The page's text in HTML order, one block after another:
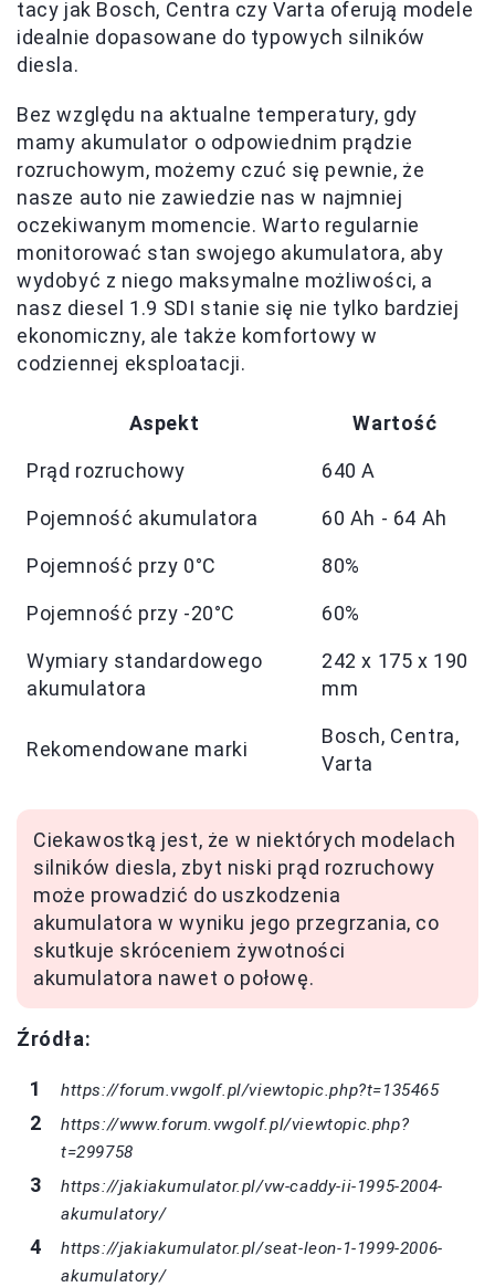
tacy jak Bosch, Centra czy Varta oferują modele
idealnie dopasowane do typowych silników
diesla.
Bez względu na aktualne temperatury, gdy
mamy akumulator o odpowiednim prądzie
rozruchowym, możemy czuć się pewnie, że
nasze auto nie zawiedzie nas w najmniej
oczekiwanym momencie. Warto regularnie
monitorować stan swojego akumulatora, aby
wydobyć z niego maksymalne możliwości, a
nasz diesel 1.9 SDI stanie się nie tylko bardziej
ekonomiczny, ale także komfortowy w
codziennej eksploatacji.
Aspekt Wartość
Prąd rozruchowy 640 A
Pojemność akumulatora 60 Ah - 64 Ah
Pojemność przy 0°C 80%
Pojemność przy -20°C 60%
Wymiary standardowego
akumulatora
242 x 175 x 190
mm
Rekomendowane marki
Bosch, Centra,
Varta
Ciekawostką jest, że w niektórych modelach
silników diesla, zbyt niski prąd rozruchowy
może prowadzić do uszkodzenia
akumulatora w wyniku jego przegrzania, co
skutkuje skróceniem żywotności
akumulatora nawet o połowę.
Źródła:
https://forum.vwgolf.pl/viewtopic.php?t=135465
https://www.forum.vwgolf.pl/viewtopic.php?
t=299758
https://jakiakumulator.pl/vw-caddy-ii-1995-2004-
akumulatory/
https://jakiakumulator.pl/seat-leon-1-1999-2006-
akumulatory/